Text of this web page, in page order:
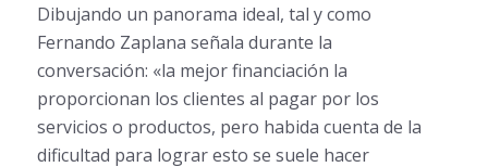
Dibujando un panorama ideal, tal y como
Fernando Zaplana señala durante la
conversación: «la mejor financiación la
proporcionan los clientes al pagar por los
servicios o productos, pero habida cuenta de la
dificultad para lograr esto se suele hacer